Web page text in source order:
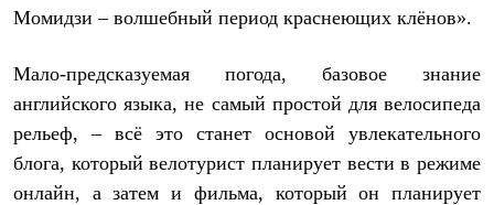
Палатки
Аксессуары для палаток
Экспедиционные
Легкоходные
Городские
Аксессуары для рюкзаков
Момидзи – волшебный период краснеющих клёнов».
Мало-предсказуемая погода, базовое знание
английского языка, не самый простой для велосипеда
рельеф, – всё это станет основой увлекательного
блога, который велотурист планирует вести в режиме
онлайн, а затем и фильма, который он планирует